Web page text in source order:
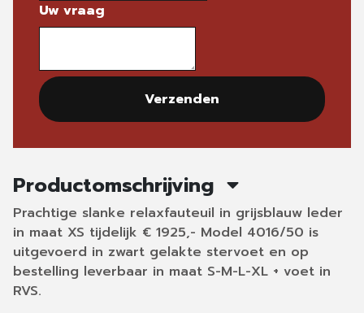
Uw vraag
Verzenden
Productomschrijving
Prachtige slanke relaxfauteuil in grijsblauw leder
in maat XS tijdelijk € 1925,- Model 4016/50 is
uitgevoerd in zwart gelakte stervoet en op
bestelling leverbaar in maat S-M-L-XL + voet in
RVS.